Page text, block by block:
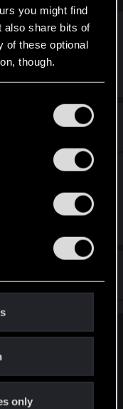
you might find
also share bits of
of these optional
though.
them in the
only
тоже очень
пару игру
#1,212
Вот тут
и хэндбаф.
Dec 23, 2018
без
вокруг
карт в деке,